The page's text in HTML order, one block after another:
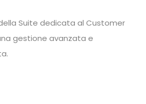
Suite dedicata al Customer
gestione avanzata e